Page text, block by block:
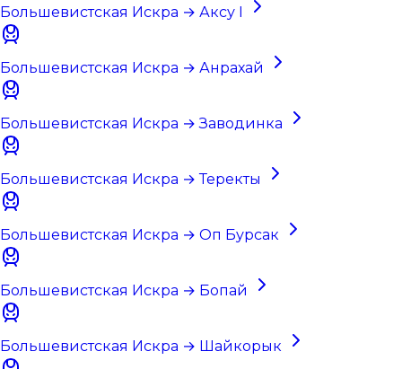
Большевистская Искра → Аксу I
Большевистская Искра → Анрахай
Большевистская Искра → Заводинка
Большевистская Искра → Теректы
Большевистская Искра → Оп Бурсак
Большевистская Искра → Бопай
Большевистская Искра → Шайкорык